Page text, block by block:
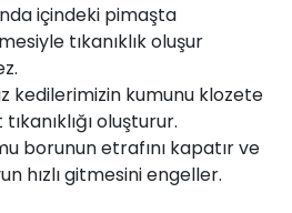
içindeki pimaşta
tıkanıklık oluşur
kedilerimizin kumunu klozete
oluşturur.
borunun etrafını kapatır ve
hızlı gitmesini engeller.